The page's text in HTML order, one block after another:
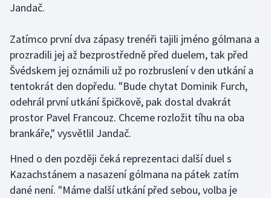
Short track
Sportovní střelba
Stolní tenis
Triatlon
Veslování
Vodní slalom
Volejbal
Jandač.
Zatímco první dva zápasy trenéři tajili jméno gólmana a
prozradili jej až bezprostředně před duelem, tak před
Švédskem jej oznámili už po rozbruslení v den utkání a
tentokrát den dopředu. "Bude chytat Dominik Furch,
odehrál první utkání špičkově, pak dostal dvakrát
prostor Pavel Francouz. Chceme rozložit tíhu na oba
brankáře," vysvětlil Jandač.
Hned o den později čeká reprezentaci další duel s
Kazachstánem a nasazení gólmana na pátek zatím
dané není. "Máme další utkání před sebou, volba je